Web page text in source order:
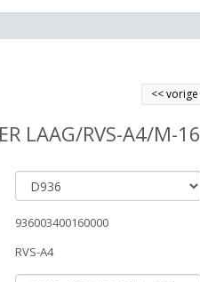
<<vorige
LAAG/RVS-A4/M-16
936003400160000
RVS-A4